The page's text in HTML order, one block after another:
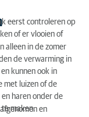
eerst controleren op
of er vlooien of
alleen in de zomer
de verwarming in
kunnen ook in
met luizen of de
haren onder de
te maken. en